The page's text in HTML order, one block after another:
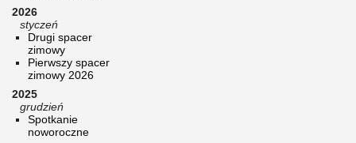
2026
styczeń
Drugi spacer
zimowy
Pierwszy spacer
zimowy 2026
2025
grudzień
Spotkanie
noworoczne